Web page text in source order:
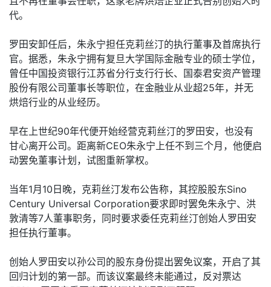
代。
罗田安卸任后，朱永宁担任克莉丝汀的执行董事及首席执行
官。据悉，朱永宁拥有复旦大学国际金融专业的硕士学位，
曾任中国投资银行江苏省分行支行行长、国泰君安资产管理
股份有限公司董事长等职位，在金融业从业超25年，并无
烘焙行业的从业经历。
早在上世纪90年代便开始经营克莉丝汀的罗田安，也没有
甘心离开公司。距离新CEO朱永宁上任不到三个月，他便启
动罢免董事计划，试图重新掌权。
当年1月10日晚，克莉丝汀发布公告称，其控股股东Sino
Century Universal Corporation要求即时罢免朱永宁、洪
敦清等7人董事职务，同时要求委任克莉丝汀创始人罗田安
担任执行董事。
创始人罗田安以孙公司的股东身份提出罢免议案，开启了其
回归计划的第一部。而该议案最终未能通过，反对票达